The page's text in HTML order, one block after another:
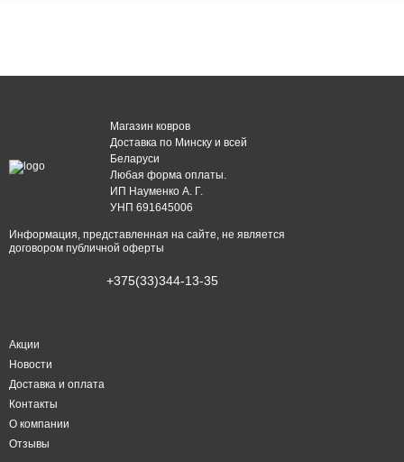
Магазин ковров
Доставка по Минску и всей
Беларуси
Любая форма оплаты.
ИП Науменко А. Г.
УНП 691645006
Информация, представленная на сайте, не является
договором публичной оферты
+375(33)344-13-35
Акции
Новости
Доставка и оплата
Контакты
О компании
Отзывы